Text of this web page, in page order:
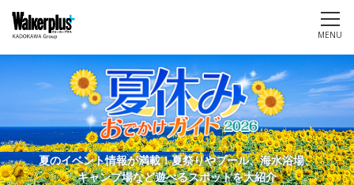
MENU
夏のイベント情報が満載！夏祭りやプール、海水浴場、
キャンプ場など遊べるスポットを大紹介